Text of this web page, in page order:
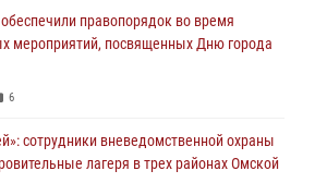
беспилотниками (видео)
2
уникального передвижного
правопорядок во время
мероприятий, посвященных Дню города
6
сотрудники вневедомственной охраны
лагеря в трех районах Омской